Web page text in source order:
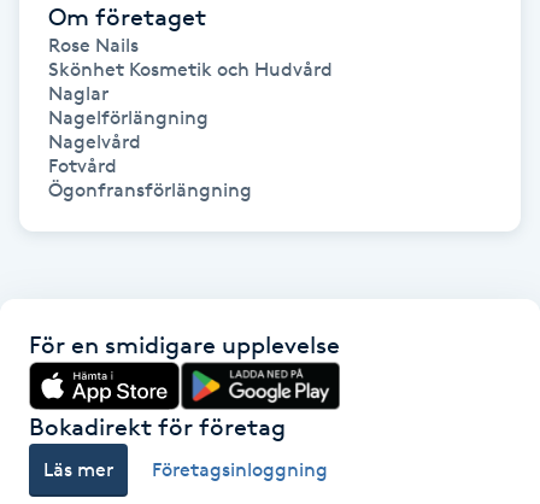
Hälsa
Hälsprickor
Idrottsmassage
IPL hårborttagning
IR-massage
Om företaget
Rose Nails
Skönhet Kosmetik och Hudvård
Naglar
Nagelförlängning
Nagelvård
Fotvård
Ögonfransförlängning
För en smidigare upplevelse
Bokadirekt för företag
Läs mer Företagsinloggning